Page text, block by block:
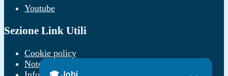
Youtube
Sezione Link Utili
Cookie policy
Note legali